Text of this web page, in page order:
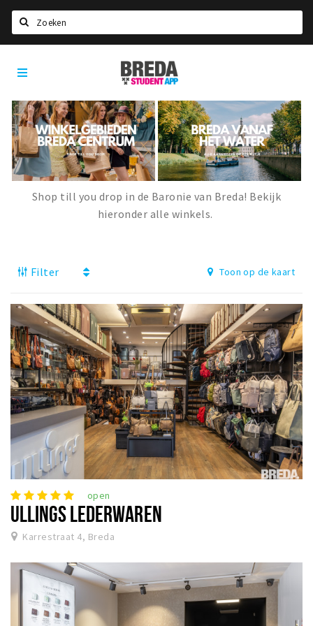
HOME
STUDEREN
Voel je thuis in Breda | GoodMood
Welkom in Breda
Studentenverenigingen
Woonruimte
Inschrijven gemeente
Zorgverzekering
Huisarts en eerste hulp
Q&A
KORTING
Breda Student Shop
Draai aan het rad!
VRIJE TIJD
Nieuws
Agenda
Bezienswaardigheden
Breda
Student
Shop till you drop in de Baronie van Breda! Bekijk
hieronder alle winkels.
Filter Toon op de kaart
open
ULLINGS LEDERWAREN
Karrestraat 4, Breda